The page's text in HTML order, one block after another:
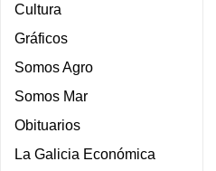
Cultura
Gráficos
Somos Agro
Somos Mar
Obituarios
La Galicia Económica